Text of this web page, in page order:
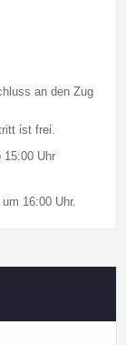
an den Zug
ist frei.
15:00 Uhr
16:00 Uhr.